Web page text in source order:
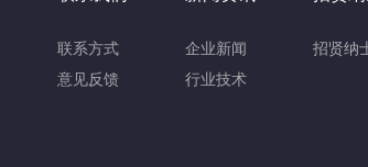
联系方式
意见反馈
企业新闻
行业技术
招贤纳